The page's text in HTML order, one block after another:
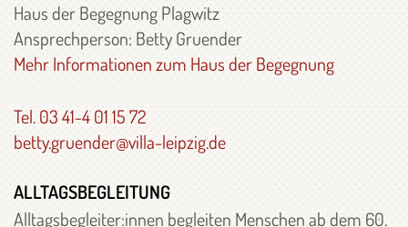
Haus der Begegnung Plagwitz
Ansprechperson: Betty Gruender
Mehr Informationen zum Haus der Begegnung
Tel. 03 41-4 01 15 72
betty.gruender@villa-leipzig.de
ALLTAGSBEGLEITUNG
Alltagsbegleiter:innen begleiten Menschen ab dem 60.